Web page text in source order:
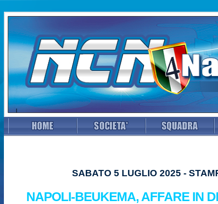
SABATO 5 LUGLIO 2025 -
NAPOLI-BEUKEMA, AFFARE IN